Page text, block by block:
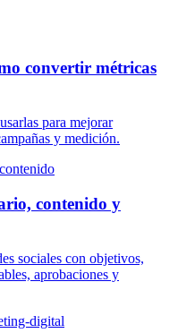
convertir métricas
para mejorar
y medición.
contenido y
sociales con objetivos,
aprobaciones y
digital